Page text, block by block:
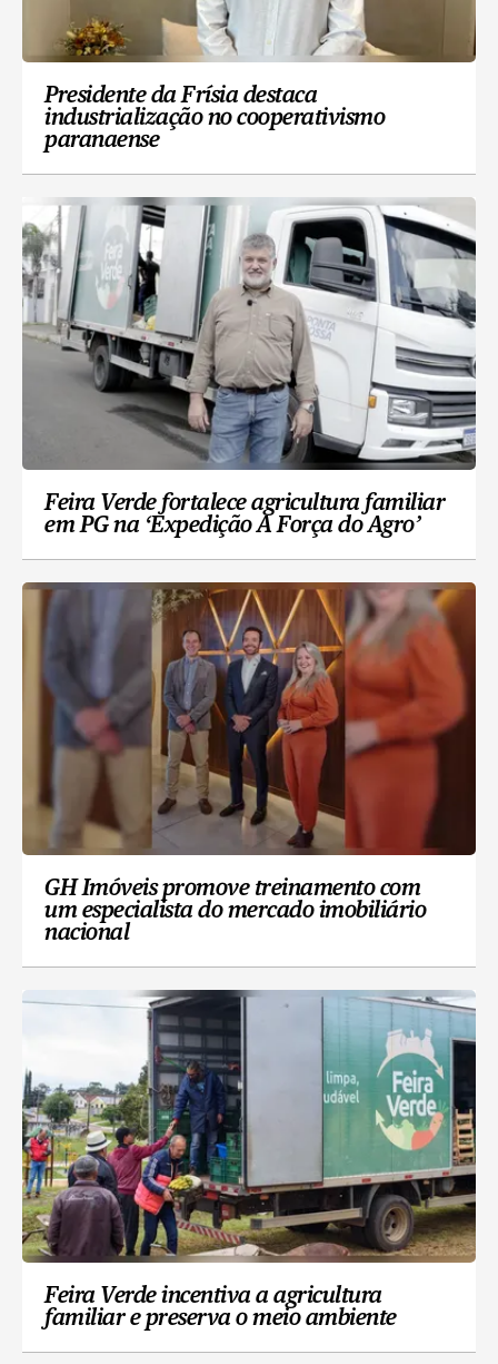
Presidente da Frísia destaca
industrialização no cooperativismo
paranaense
Feira Verde fortalece agricultura familiar
em PG na ‘Expedição A Força do Agro’
GH Imóveis promove treinamento com
um especialista do mercado imobiliário
nacional
Feira Verde incentiva a agricultura
familiar e preserva o meio ambiente